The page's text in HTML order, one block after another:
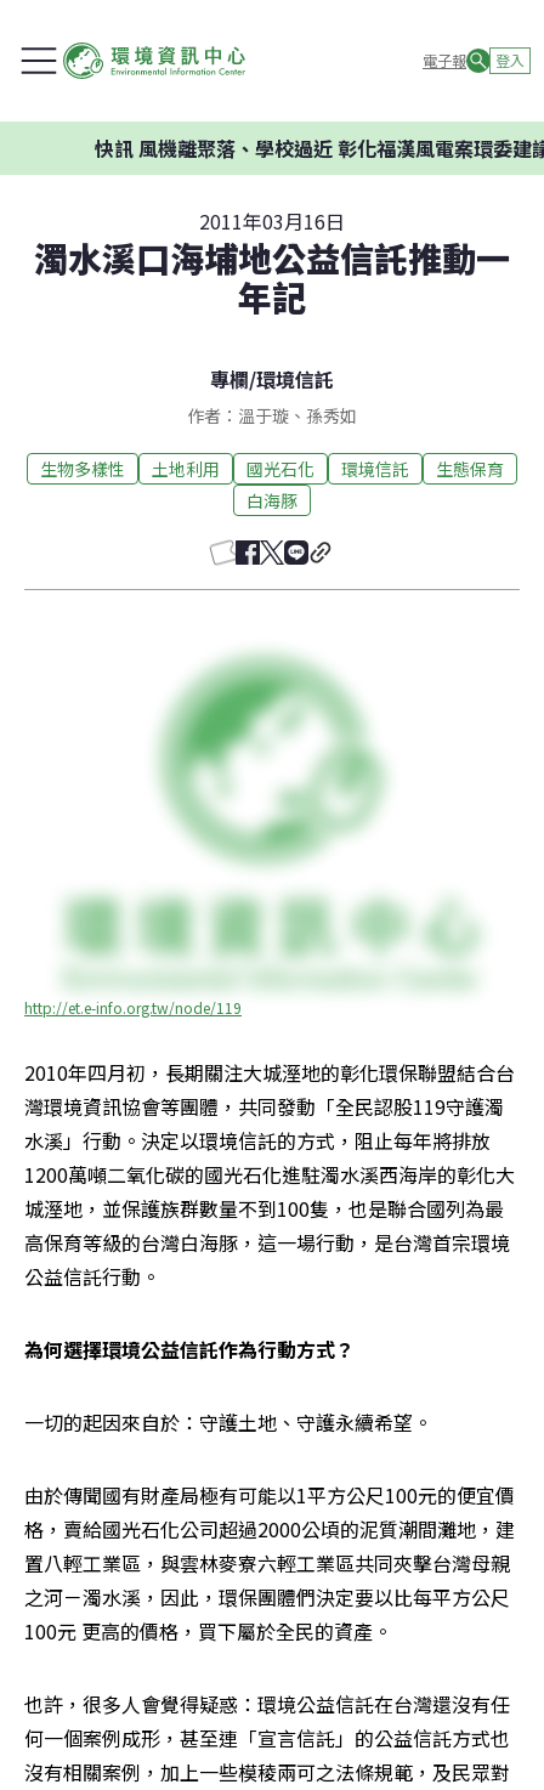
電子報 登入
風機離聚落、學校過近 彰化福漢風電案環委建議不
2011年03月16日
濁水溪口海埔地公益信託推動一
年記
專欄/環境信託
作者：溫于璇、孫秀如
生物多樣性 土地利用 國光石化 環境信託
生態保育
白海豚
http://et.e-info.org.tw/node/119
2010年四月初，長期關注大城溼地的彰化環保聯盟結合台
灣環境資訊協會等團體，共同發動「全民認股119守護濁
水溪」行動。決定以環境信託的方式，阻止每年將排放
1200萬噸二氧化碳的國光石化進駐濁水溪西海岸的彰化大
城溼地，並保護族群數量不到100隻，也是聯合國列為最
高保育等級的台灣白海豚，這一場行動，是台灣首宗環境
公益信託行動。
為何選擇環境公益信託作為行動方式？
一切的起因來自於：守護土地、守護永續希望。
由於傳聞國有財產局極有可能以1平方公尺100元的便宜價
格，賣給國光石化公司超過2000公頃的泥質潮間灘地，建
置八輕工業區，與雲林麥寮六輕工業區共同夾擊台灣母親
之河－濁水溪，因此，環保團體們決定要以比每平方公尺
100元 更高的價格，買下屬於全民的資產。
也許，很多人會覺得疑惑：環境公益信託在台灣還沒有任
何一個案例成形，甚至連「宣言信託」的公益信託方式也
沒有相關案例，加上一些模稜兩可之法條規範，及民眾對